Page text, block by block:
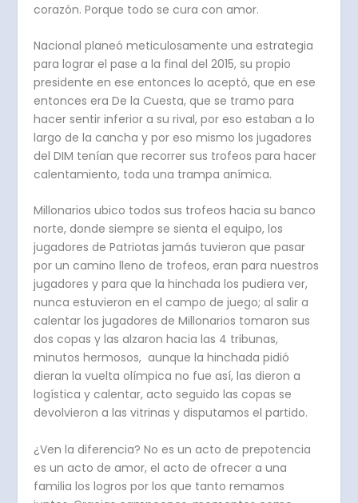
corazón. Porque todo se cura con amor.
Nacional planeó meticulosamente una estrategia
para lograr el pase a la final del 2015, su propio
presidente en ese entonces lo aceptó, que en ese
entonces era De la Cuesta, que se tramo para
hacer sentir inferior a su rival, por eso estaban a lo
largo de la cancha y por eso mismo los jugadores
del DIM tenían que recorrer sus trofeos para hacer
calentamiento, toda una trampa anímica.
Millonarios ubico todos sus trofeos hacia su banco
norte, donde siempre se sienta el equipo, los
jugadores de Patriotas jamás tuvieron que pasar
por un camino lleno de trofeos, eran para nuestros
jugadores y para que la hinchada los pudiera ver,
nunca estuvieron en el campo de juego; al salir a
calentar los jugadores de Millonarios tomaron sus
dos copas y las alzaron hacia las 4 tribunas,
minutos hermosos, aunque la hinchada pidió
dieran la vuelta olímpica no fue así, las dieron a
logística y calentar, acto seguido las copas se
devolvieron a las vitrinas y disputamos el partido.
¿Ven la diferencia? No es un acto de prepotencia
es un acto de amor, el acto de ofrecer a una
familia los logros por los que tanto remamos